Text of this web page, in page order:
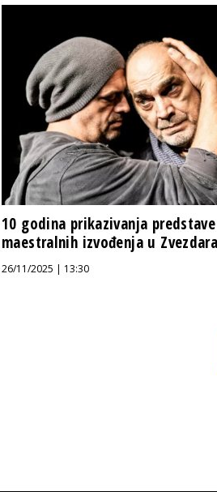
10 godina prikazivanja predstave
maestralnih izvođenja u
26/11/2025 | 13:30